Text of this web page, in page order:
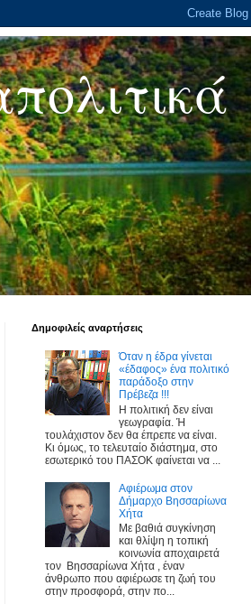
Δημοφιλείς αναρτήσεις
Όταν η έδρα γίνεται
«έδαφος» ένα πολιτικό
παράδοξο στην
Πρέβεζα !!!
Η πολιτική δεν είναι
γεωγραφία. Ή
τουλάχιστον δεν θα έπρεπε να είναι.
Κι όμως, το τελευταίο διάστημα, στο
εσωτερικό του ΠΑΣΟΚ φαίνεται να ...
Αφιέρωμα στον
Δήμαρχο Βησσαρίωνα
Χήτα
Με βαθιά συγκίνηση
και θλίψη η τοπική
κοινωνία αποχαιρετά
τον Βησσαρίωνα Χήτα , έναν
άνθρωπο που αφιέρωσε τη ζωή του
στην προσφορά, στην πο...